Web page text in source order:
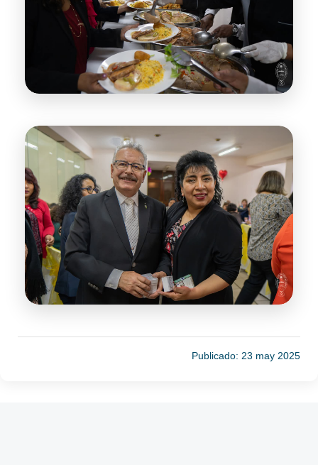
Publicado: 23 may 2025